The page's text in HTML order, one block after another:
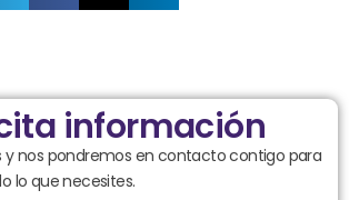
información
y nos pondremos en contacto contigo para
lo que necesites.